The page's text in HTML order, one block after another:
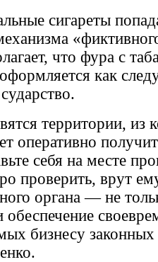
сигареты
что фура с
как
территории, из
оперативно
себя на месте
проверить, врут
органа — не
бизнесу